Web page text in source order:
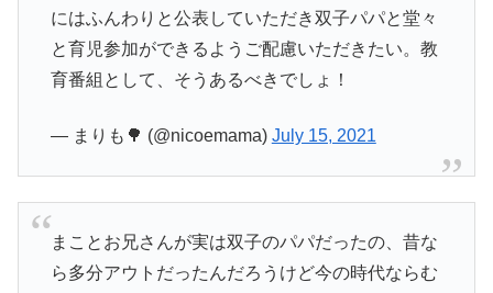
にはふんわりと公表していただき双子パパと堂々
と育児参加ができるようご配慮いただきたい。教
育番組として、そうあるべきでしょ！
— まりも🌳 (@nicoemama) July 15, 2021
まことお兄さんが実は双子のパパだったの、昔な
ら多分アウトだったんだろうけど今の時代ならむ